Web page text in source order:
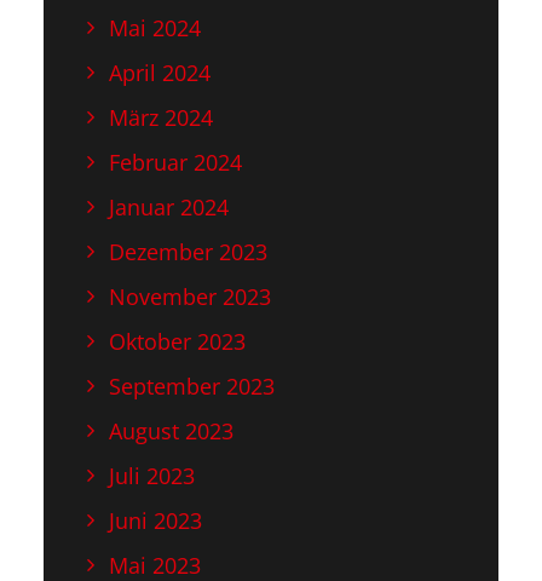
Mai 2024
April 2024
März 2024
Februar 2024
Januar 2024
Dezember 2023
November 2023
Oktober 2023
September 2023
August 2023
Juli 2023
Juni 2023
Mai 2023